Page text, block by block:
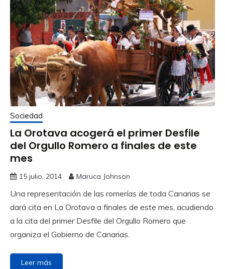
Sociedad
La Orotava acogerá el primer Desfile
del Orgullo Romero a finales de este
mes
15 julio, 2014 Maruca Johnson
Una representación de las romerías de toda Canarias se
dará cita en La Orotava a finales de este mes, acudiendo
a la cita del primer Desfile del Orgullo Romero que
organiza el Gobierno de Canarias.
Leer más